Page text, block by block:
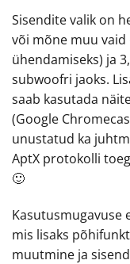
Sisendite valik on
või mõne muu
ühendamiseks) ja
subwoofri jaoks.
saab kasutada
(Google
unustatud ka
AptX protokolli
🙂
Kasutusmugavuse
mis lisaks
muutmine ja